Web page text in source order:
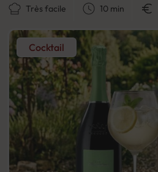
Cocktail
Très facile 10 min